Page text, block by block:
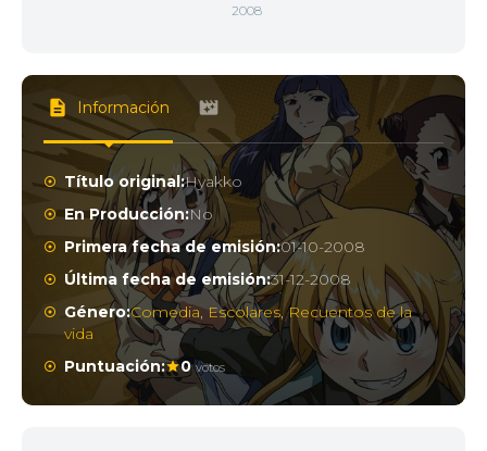
2008
Información
Título original:Hyakko
En Producción:No
Primera fecha de emisión:01-10-2008
Última fecha de emisión:31-12-2008
Género:Comedia,Escolares,Recuentos de la
vida
Puntuación:
0 votos